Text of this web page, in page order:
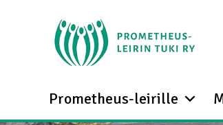
Prometheus-leirille